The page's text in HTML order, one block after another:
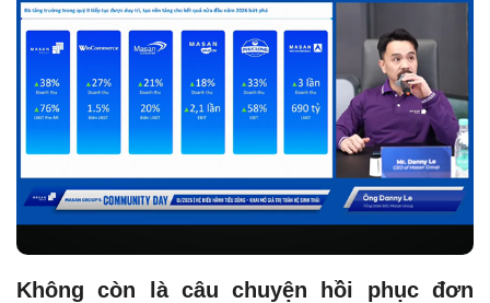
Không còn là câu chuyện hồi phục đơn